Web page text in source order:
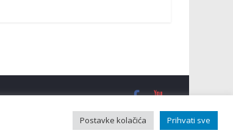
Postavke kolačića Prihvati sve